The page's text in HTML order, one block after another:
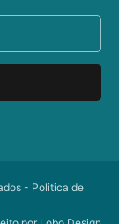
- Politica de